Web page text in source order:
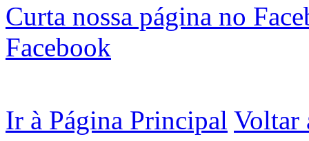
Curta nossa página no
Facebook
Ir à Página Principal Voltar